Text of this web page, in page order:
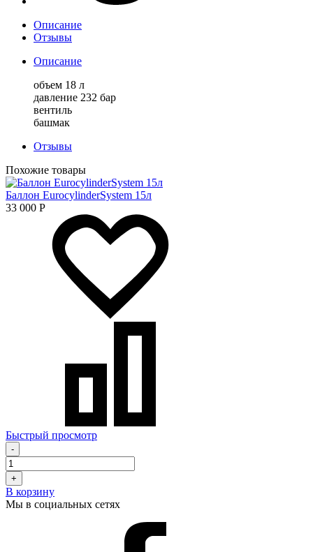
Описание
Отзывы
Описание
объем 18 л
давление 232 бар
вентиль
башмак
Отзывы
Похожие товары
Баллон EurocylinderSystem 15л
33 000 Р
Быстрый просмотр
-
+
В корзину
Мы в социальных сетях